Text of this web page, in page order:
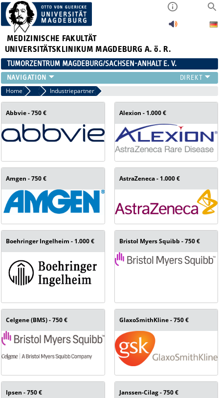
MEDIZINISCHE FAKULTÄT
UNIVERSITÄTSKLINIKUM MAGDEBURG A. ö. R.
TUMORZENTRUM MAGDEBURG/SACHSEN-ANHALT E. V.
ÜBER UNS
TEAM
AKTUELLES
VERANSTALTUNGEN
PROJEKTE
KONTAKT
ANMELDUNG HÄMATOLOGISCHER STAMMTISCH 02.09.2026
Home Aktuelle Strategien aus ChicagO - Onkologische Nachlese
Industriepartner
Abbvie - 750 € Alexion - 1.000 €
Amgen - 750 € AstraZeneca - 1.000 €
Boehringer Ingelheim - 1.000 € Bristol Myers Squibb - 750 €
Celgene (BMS) - 750 € GlaxoSmithKline - 750 €
Ipsen - 750 € Janssen-Cilag - 750 €